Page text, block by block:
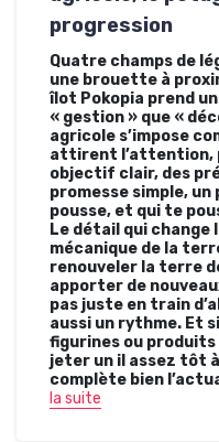
progression
Quatre champs de
une brouette à
îlot Pokopia prend
« gestion » que «
agricole s’impose
attirent l’attention,
objectif clair, des
promesse simple,
pousse, et qui te
Le détail qui change
mécanique de la
renouveler la terre
apporter de
pas juste en train
aussi un rythme. Et
figurines ou produits
jeter un il assez tôt à
complète bien
la suite